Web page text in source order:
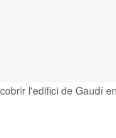
l'edifici de Gaudí